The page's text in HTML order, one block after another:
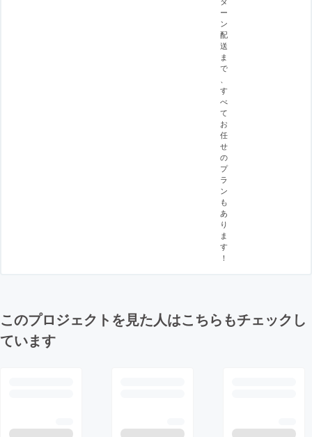
ー
ン
配
送
ま
で
す
べ
て
お
任
せ
の
プ
ラ
ン
も
あ
り
ま
す
！
このプロジェクトを見た人はこちらもチェックし
ています